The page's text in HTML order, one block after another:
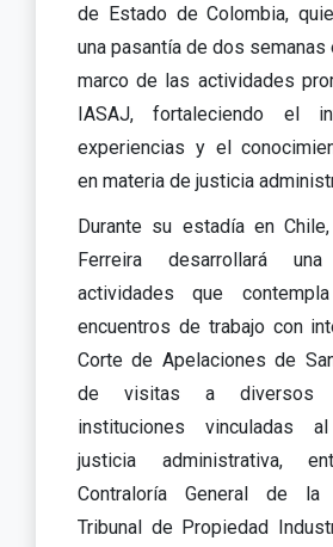
de Estado de Colombia,
una pasantía de dos
marco de las actividades
IASAJ, fortaleciendo el
experiencias y el
en materia de justicia
Durante su estadía en
Ferreira desarrollará
actividades que
encuentros de trabajo con
Corte de Apelaciones de
de visitas a diversos
instituciones vinculadas
justicia administrativa,
Contraloría General de la
Tribunal de Propiedad